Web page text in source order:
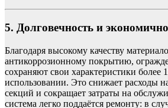
5. Долговечность и
Благодаря высокому качеству
антикоррозионному покрытию,
сохраняют свои характеристики более
использовании. Это снижает расходы
секций и сокращает затраты на
система легко поддаётся ремонту: в